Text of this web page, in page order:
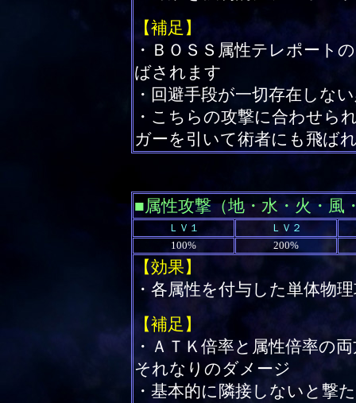
【補足】
・ＢＯＳＳ属性テレポート
ばされます
・回避手段が一切存在しな
・こちらの攻撃に合わせら
ガーを引いて術者にも飛ば
■属性攻撃（地・水・火・風
ＬＶ１
ＬＶ２
100%
200%
【効果】
・各属性を付与した単体物
【補足】
・ＡＴＫ倍率と属性倍率の
それなりのダメージ
・基本的に隣接しないと撃